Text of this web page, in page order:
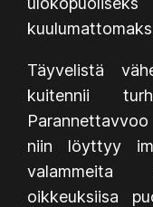
Täyvelistä
kuitennii
niin löyttyy
valammeita
oikkeuksiisa